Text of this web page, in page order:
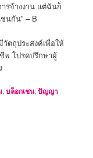
รจ้างงาน แต่ฉันก็
นกัน” – B
ตถุประสงค์เพื่อให้
พ โปรดปรึกษาผู้
,บล็อกเชน,ปัญญา